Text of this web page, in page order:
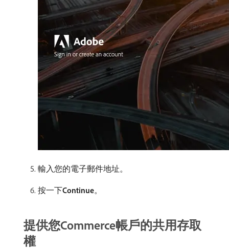
輸入您的電子郵件地址。
按一下​Continue。
提供您Commerce帳戶的共用存取
權